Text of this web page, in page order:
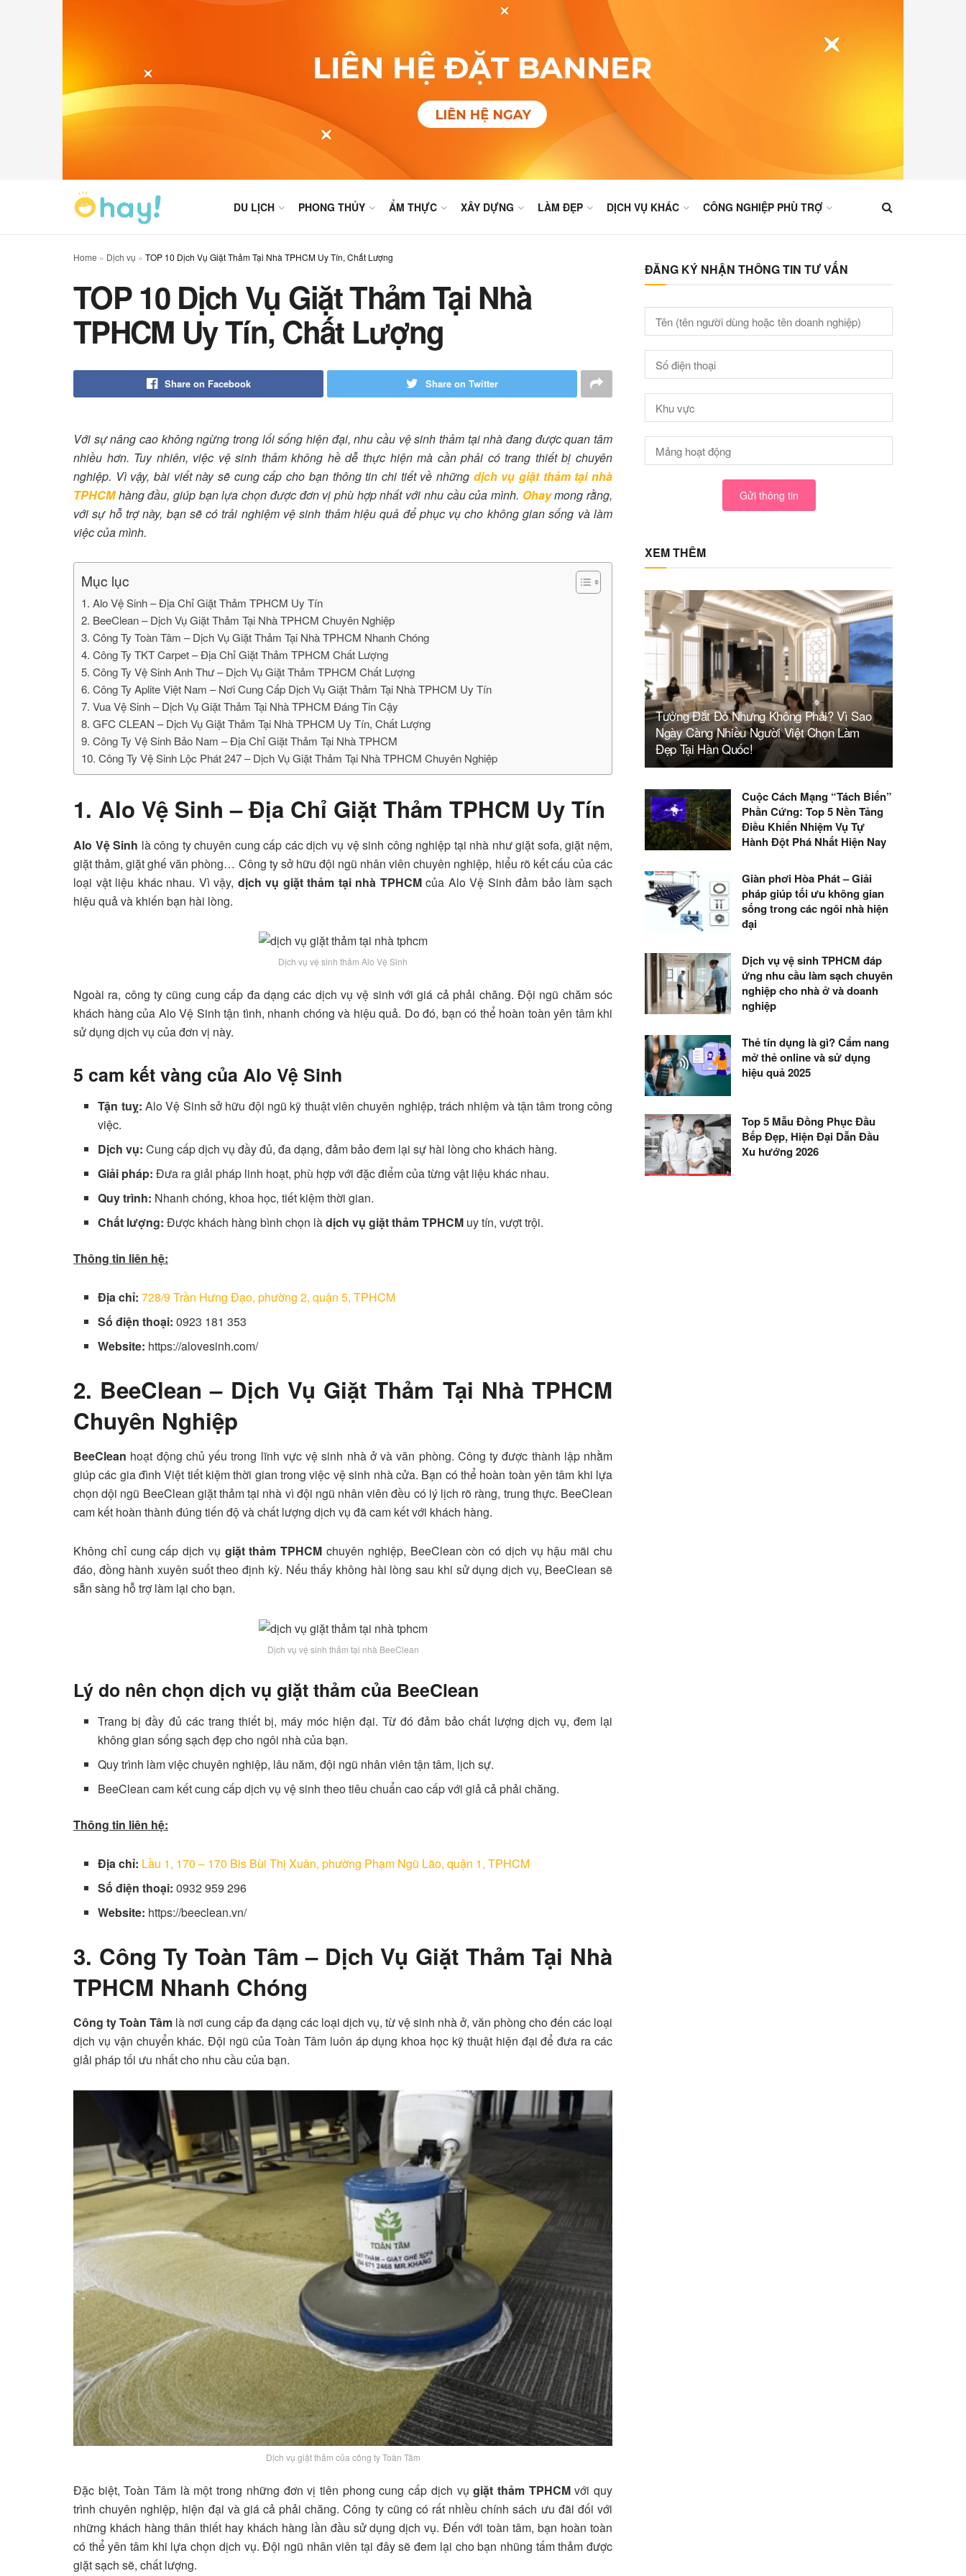
DU LỊCH PHONG THỦY ẨM THỰC XÂY DỰNG LÀM ĐẸP DỊCH VỤ KHÁC CÔNG NGHIỆP PHÙ TRỢ
Home » Dịch vụ » TOP 10 Dịch Vụ Giặt Thảm Tại Nhà TPHCM Uy Tín, Chất Lượng
TOP 10 Dịch Vụ Giặt Thảm Tại Nhà
TPHCM Uy Tín, Chất Lượng
Share on Facebook Share on Twitter
Với sự nâng cao không ngừng trong lối sống hiện đại, nhu cầu vệ sinh thảm tại nhà đang được quan tâm
nhiều hơn. Tuy nhiên, việc vệ sinh thảm không hề dễ thực hiện mà cần phải có trang thiết bị chuyên
nghiệp. Vì vậy, bài viết này sẽ cung cấp cho bạn thông tin chi tiết về những dịch vụ giặt thảm tại nhà
TPHCMhàng đầu, giúp bạn lựa chọn được đơn vị phù hợp nhất với nhu cầu của mình. Ohaymong rằng,
với sự hỗ trợ này, bạn sẽ có trải nghiệm vệ sinh thảm hiệu quả để phục vụ cho không gian sống và làm
việc của mình.
Mục lục
1. Alo Vệ Sinh – Địa Chỉ Giặt Thảm TPHCM Uy Tín
2. BeeClean – Dịch Vụ Giặt Thảm Tại Nhà TPHCM Chuyên Nghiệp
3. Công Ty Toàn Tâm – Dịch Vụ Giặt Thảm Tại Nhà TPHCM Nhanh Chóng
4. Công Ty TKT Carpet – Địa Chỉ Giặt Thảm TPHCM Chất Lượng
5. Công Ty Vệ Sinh Anh Thư – Dịch Vụ Giặt Thảm TPHCM Chất Lượng
6. Công Ty Aplite Việt Nam – Nơi Cung Cấp Dịch Vụ Giặt Thảm Tại Nhà TPHCM Uy Tín
7. Vua Vệ Sinh – Dịch Vụ Giặt Thảm Tại Nhà TPHCM Đáng Tin Cậy
8. GFC CLEAN – Dịch Vụ Giặt Thảm Tại Nhà TPHCM Uy Tín, Chất Lượng
9. Công Ty Vệ Sinh Bảo Nam – Địa Chỉ Giặt Thảm Tại Nhà TPHCM
10. Công Ty Vệ Sinh Lộc Phát 247 – Dịch Vụ Giặt Thảm Tại Nhà TPHCM Chuyên Nghiệp
1. Alo Vệ Sinh – Địa Chỉ Giặt Thảm TPHCM Uy Tín
Alo Vệ Sinh là công ty chuyên cung cấp các dịch vụ vệ sinh công nghiệp tại nhà như giặt sofa, giặt nệm,
giặt thảm, giặt ghế văn phòng… Công ty sở hữu đội ngũ nhân viên chuyên nghiệp, hiểu rõ kết cấu của các
loại vật liệu khác nhau. Vì vậy, dịch vụ giặt thảm tại nhà TPHCMcủa Alo Vệ Sinh đảm bảo làm sạch
hiệu quả và khiến bạn hài lòng.
Dịch vụ vệ sinh thảm Alo Vệ Sinh
Ngoài ra, công ty cũng cung cấp đa dạng các dịch vụ vệ sinh với giá cả phải chăng. Đội ngũ chăm sóc
khách hàng của Alo Vệ Sinh tận tình, nhanh chóng và hiệu quả. Do đó, bạn có thể hoàn toàn yên tâm khi
sử dụng dịch vụ của đơn vị này.
5 cam kết vàng của Alo Vệ Sinh
Tận tuỵ: Alo Vệ Sinh sở hữu đội ngũ kỹ thuật viên chuyên nghiệp, trách nhiệm và tận tâm trong công
việc.
Dịch vụ: Cung cấp dịch vụ đầy đủ, đa dạng, đảm bảo đem lại sự hài lòng cho khách hàng.
Giải pháp: Đưa ra giải pháp linh hoạt, phù hợp với đặc điểm của từng vật liệu khác nhau.
Quy trình: Nhanh chóng, khoa học, tiết kiệm thời gian.
Chất lượng: Được khách hàng bình chọn làdịch vụ giặt thảm TPHCM uy tín, vượt trội.
Thông tin liên hệ:
Địa chỉ:728/9 Trần Hưng Đạo, phường 2, quận 5, TPHCM
Số điện thoại:0923 181 353
Website: https://alovesinh.com/
2. BeeClean – Dịch Vụ Giặt Thảm Tại Nhà TPHCM
Chuyên Nghiệp
BeeClean hoạt động chủ yếu trong lĩnh vực vệ sinh nhà ở và văn phòng. Công ty được thành lập nhằm
giúp các gia đình Việt tiết kiệm thời gian trong việc vệ sinh nhà cửa. Bạn có thể hoàn toàn yên tâm khi lựa
chọn dội ngũ BeeClean giặt thảm tại nhà vì đội ngũ nhân viên đều có lý lịch rõ ràng, trung thực. BeeClean
cam kết hoàn thành đúng tiến độ và chất lượng dịch vụ đã cam kết với khách hàng.
Không chỉ cung cấp dịch vụ giặt thảm TPHCM chuyên nghiệp, BeeClean còn có dịch vụ hậu mãi chu
đáo, đồng hành xuyên suốt theo định kỳ. Nếu thấy không hài lòng sau khi sử dụng dịch vụ, BeeClean sẽ
sẵn sàng hỗ trợ làm lại cho bạn.
Dịch vụ vệ sinh thảm tại nhà BeeClean
Lý do nên chọn dịch vụ giặt thảm của BeeClean
Trang bị đầy đủ các trang thiết bị, máy móc hiện đại. Từ đó đảm bảo chất lượng dịch vụ, đem lại
không gian sống sạch đẹp cho ngôi nhà của bạn.
Quy trình làm việc chuyên nghiệp, lâu năm, đội ngũ nhân viên tận tâm, lịch sự.
BeeClean cam kết cung cấp dịch vụ vệ sinh theo tiêu chuẩn cao cấp với giả cả phải chăng.
Thông tin liên hệ:
Địa chỉ: Lầu 1, 170 – 170 Bis Bùi Thị Xuân, phường Phạm Ngũ Lão, quận 1, TPHCM
Số điện thoại:0932 959 296
Website: https://beeclean.vn/
3. Công Ty Toàn Tâm – Dịch Vụ Giặt Thảm Tại Nhà
TPHCM Nhanh Chóng
Công ty Toàn Tâm là nơi cung cấp đa dạng các loại dịch vụ, từ vệ sinh nhà ở, văn phòng cho đến các loại
dịch vụ vận chuyển khác. Đội ngũ của Toàn Tâm luôn áp dụng khoa học kỹ thuật hiện đại để đưa ra các
giải pháp tối ưu nhất cho nhu cầu của bạn.
Dịch vụ giặt thảm của công ty Toàn Tâm
Đặc biệt, Toàn Tâm là một trong những đơn vị tiên phong cung cấp dịch vụgiặt thảm TPHCMvới quy
trình chuyên nghiệp, hiện đại và giá cả phải chăng. Công ty cũng có rất nhiều chính sách ưu đãi đối với
những khách hàng thân thiết hay khách hàng lần đầu sử dụng dịch vụ. Đến với toàn tâm, bạn hoàn toàn
có thể yên tâm khi lựa chọn dịch vụ. Đội ngũ nhân viên tại đây sẽ đem lại cho bạn nhũng tấm thảm được
giặt sạch sẽ, chất lượng.
ĐĂNG KÝ NHẬN THÔNG TIN TƯ VẤN
Gửi thông tin
XEM THÊM
Tưởng Đắt Đỏ Nhưng Không Phải? Vì Sao
Ngày Càng Nhiều Người Việt Chọn Làm
Đẹp Tại Hàn Quốc!
Cuộc Cách Mạng “Tách Biến”
Phần Cứng: Top 5 Nền Tảng
Điều Khiển Nhiệm Vụ Tự
Hành Đột Phá Nhất Hiện Nay
Giàn phơi Hòa Phát – Giải
pháp giúp tối ưu không gian
sống trong các ngôi nhà hiện
đại
Dịch vụ vệ sinh TPHCM đáp
ứng nhu cầu làm sạch chuyên
nghiệp cho nhà ở và doanh
nghiệp
Thẻ tín dụng là gì? Cẩm nang
mở thẻ online và sử dụng
hiệu quả 2025
Top 5 Mẫu Đồng Phục Đầu
Bếp Đẹp, Hiện Đại Dẫn Đầu
Xu hướng 2026